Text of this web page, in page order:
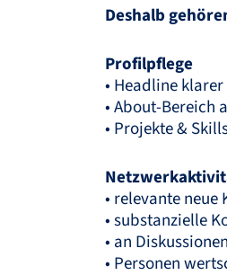
Deshalb
Profilpflege
• Headline
• About-Bereich
• Projekte &
• relevante
• substanzielle
• an
• Personen